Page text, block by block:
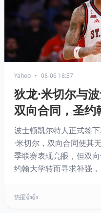
Yahoo • 08-06 18:37
狄龙·米切尔与
双向合同，圣约
破灭
波士顿凯尔特人正式签
·米切尔，双向合同使其
季联赛表现亮眼，但双
约翰大学转而寻求补强
热度 👍👍